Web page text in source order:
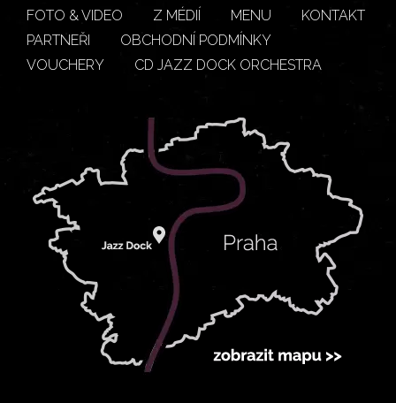
FOTO & VIDEO
Z MÉDIÍ MENU
KONTAKT
PARTNEŘI
OBCHODNÍ PODMÍNKY
VOUCHERY
CD JAZZ DOCK ORCHESTRA